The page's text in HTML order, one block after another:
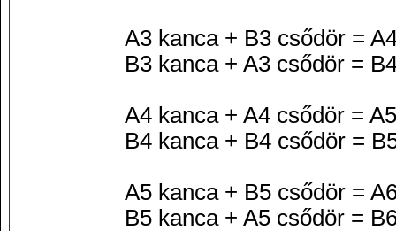
A3 kanca + B3 csődör =
B3 kanca + A3 csődör =
A4 kanca + A4 csődör =
B4 kanca + B4 csődör =
A5 kanca + B5 csődör =
B5 kanca + A5 csődör =